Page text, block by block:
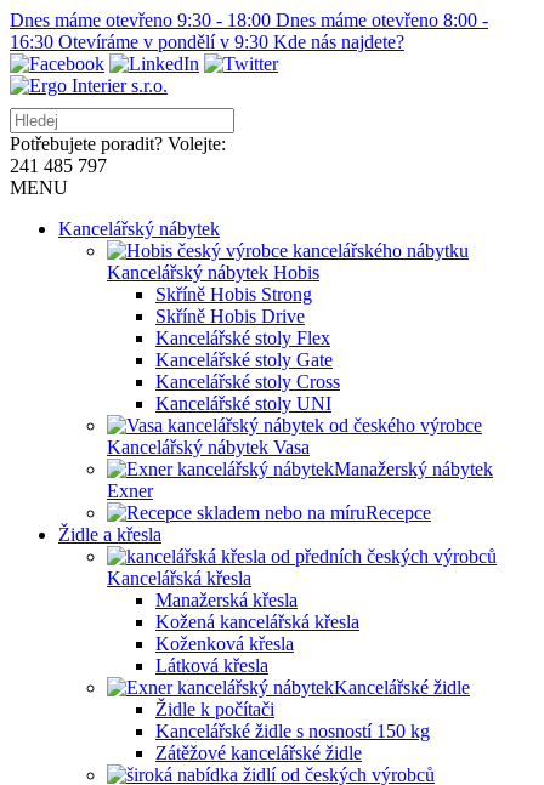
Dnes máme otevřeno 9:30 - 18:00 Dnes máme otevřeno 8:00 -
16:30 Otevíráme v pondělí v 9:30 Kde nás najdete?
Potřebujete poradit? Volejte:
241 485 797
MENU
Kancelářský nábytek
Kancelářský nábytek Hobis
Skříně Hobis Strong
Skříně Hobis Drive
Kancelářské stoly Flex
Kancelářské stoly Gate
Kancelářské stoly Cross
Kancelářské stoly UNI
Kancelářský nábytek Vasa
Manažerský nábytek
Exner
Recepce
Židle a křesla
Kancelářská křesla
Manažerská křesla
Kožená kancelářská křesla
Koženková křesla
Látková křesla
Kancelářské židle
Židle k počítači
Kancelářské židle s nosností 150 kg
Zátěžové kancelářské židle